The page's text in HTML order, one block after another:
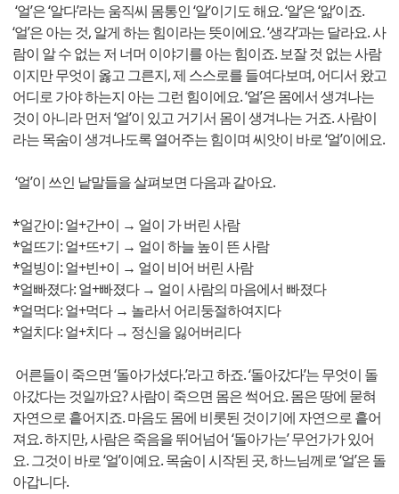
‘얼’은 ‘알다’라는 움직씨 몸통인 ‘알’이기도 해요. ‘알’은 ‘앎’이죠.
‘얼’은 아는 것, 알게 하는 힘이라는 뜻이에요. ‘생각’과는 달라요. 사
람이 알 수 없는 저 너머 이야기를 아는 힘이죠. 보잘 것 없는 사람
이지만 무엇이 옳고 그른지, 제 스스로를 들여다보며, 어디서 왔고
어디로 가야 하는지 아는 그런 힘이에요. ‘얼’은 몸에서 생겨나는
것이 아니라 먼저 ‘얼’이 있고 거기서 몸이 생겨나는 거죠. 사람이
라는 목숨이 생겨나도록 열어주는 힘이며 씨앗이 바로 ‘얼’이에요.
‘얼’이 쓰인 낱말들을 살펴보면 다음과 같아요.
*얼간이: 얼+간+이 → 얼이 가 버린 사람
*얼뜨기: 얼+뜨+기 → 얼이 하늘 높이 뜬 사람
*얼빙이: 얼+빈+이 → 얼이 비어 버린 사람
*얼빠졌다: 얼+빠졌다 → 얼이 사람의 마음에서 빠졌다
*얼먹다: 얼+먹다 → 놀라서 어리둥절하여지다
*얼치다: 얼+치다 → 정신을 잃어버리다
어른들이 죽으면 ‘돌아가셨다.’라고 하죠. ‘돌아갔다’는 무엇이 돌
아갔다는 것일까요? 사람이 죽으면 몸은 썩어요. 몸은 땅에 묻혀
자연으로 흩어지죠. 마음도 몸에 비롯된 것이기에 자연으로 흩어
져요. 하지만, 사람은 죽음을 뛰어넘어 ‘돌아가는’ 무언가가 있어
요. 그것이 바로 ‘얼’이예요. 목숨이 시작된 곳, 하느님께로 ‘얼’은 돌
아갑니다.